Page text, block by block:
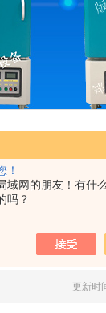
！
域网的朋友！有什
吗？
验室马弗
更新时